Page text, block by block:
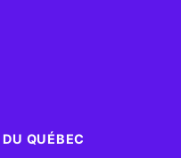
QUÉBEC